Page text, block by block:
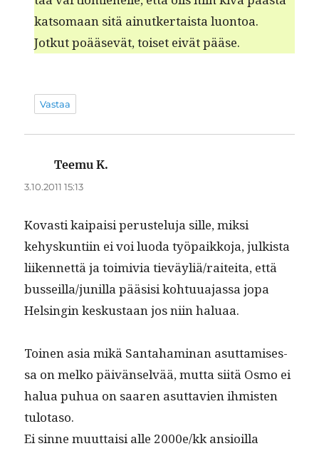
kat­so­maan sitä ain­utk­er­taista luon­toa.
Jotkut poää­sevät, toiset eivät pääse.
Vastaa
Teemu K.
3.10.2011 15:13
Kovasti kaipaisi perustelu­ja sille, mik­si
kehyskun­ti­in ei voi luo­da työ­paikko­ja, julk­ista
liiken­net­tä ja toimivia tieväyliä/raiteita, että
busseilla/junilla pää­sisi kohtu­ua­jas­sa jopa
Helsin­gin keskus­taan jos niin haluaa.
Toinen asia mikä San­ta­ham­i­nan asut­tamises­
sa on melko päivän­selvää, mut­ta siitä Osmo ei
halua puhua on saaren asut­tavien ihmis­ten
tulotaso.
Ei sinne muut­taisi alle 2000e/kk ansioil­la